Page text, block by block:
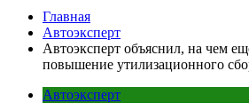
Главная
Автоэксперт
Автоэксперт объяснил, на чем
повышение утилизационного
Автоэксперт